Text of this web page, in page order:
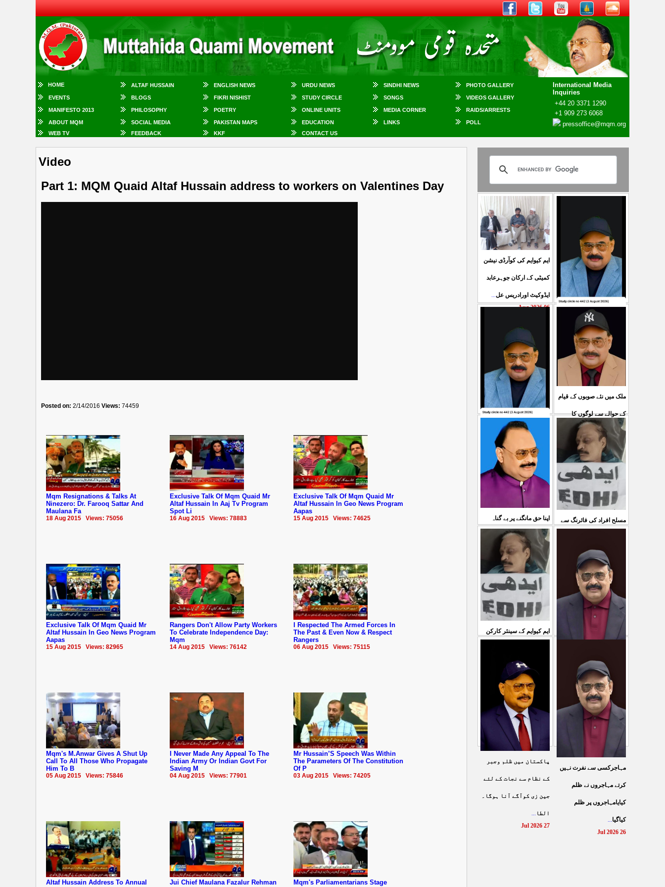
HOME ALTAF HUSSAIN ENGLISH NEWS URDU NEWS SINDHI NEWS PHOTO GALLERY
International Media
Inquiries
+44 20 3371 1290
+1 909 273 6068
pressoffice@mqm.org
EVENTS BLOGS FIKRI NISHIST STUDY CIRCLE SONGS VIDEOS GALLERY
MANIFESTO 2013 PHILOSOPHY POETRY ONLINE UNITS MEDIA CORNER RAIDS/ARRESTS
ABOUT MQM SOCIAL MEDIA PAKISTAN MAPS EDUCATION LINKS
POLL
WEB TV
FEEDBACK KKF CONTACT US
Video
Part 1: MQM Quaid Altaf Hussain address to workers on Valentines Day
Posted on: 2/14/2016 Views: 74459
Mqm Resignations & Talks At
Ninezero: Dr. Farooq Sattar And
Maulana Fa
18 Aug 2015 Views: 75056
Exclusive Talk Of Mqm Quaid Mr
Altaf Hussain In Aaj Tv Program
Spot Li
16 Aug 2015 Views: 78883
Exclusive Talk Of Mqm Quaid Mr
Altaf Hussain In Geo News Program
Aapas
15 Aug 2015 Views: 74625
Exclusive Talk Of Mqm Quaid Mr
Altaf Hussain In Geo News Program
Aapas
15 Aug 2015 Views: 82965
Rangers Don't Allow Party Workers
To Celebrate Independence Day:
Mqm
14 Aug 2015 Views: 76142
I Respected The Armed Forces In
The Past & Even Now & Respect
Rangers
06 Aug 2015 Views: 75115
Mqm's M.Anwar Gives A Shut Up
Call To All Those Who Propagate
Him To B
05 Aug 2015 Views: 75846
I Never Made Any Appeal To The
Indian Army Or Indian Govt For
Saving M
04 Aug 2015 Views: 77901
Mr Hussain’S Speech Was Within
The Parameters Of The Constitution
Of P
03 Aug 2015 Views: 74205
Altaf Hussain Address To Annual
Jui Chief Maulana Fazalur Rehman
Mqm's Parliamentarians Stage
ایم کیوایم کی کوآرڈی نیشن
کمیٹی کے ارکان جوہرعابد
ایڈوکیٹ اورادریس عل...
06 Aug 2026
حکومت پاکستان کی جانب
سے آزادکشمیرالیکشن کی
صحیح رپورٹنگ کرنے والے
...
کشمیرکا کونہ کونہ لہو
لہو ہے لیکن حکومت کواس
کی کوئی پرواہ نہیں ہے
04 Aug 2026
ملک میں نئے صوبوں کے قیام
کے حوالے سے لوگوں کا
مطالبہ بالکل درست ہے۔ ا
03 Aug 2026
اپنا حق مانگنے پر بے گناہ
کشمیریوں کو گولیاں مارکر
شہ رگ کوکاٹ دیا گی
31 Jul 2026
مسلح افراد کی فائرنگ سے
سمیع الدین رحمانی ک
ایم کیوایم کے سینئر کارکن
شہادت پر متحدہ قومی
سے ہولی کھیلنابند کی جائے،
الطاف حسین...
پاکستان میں ظلم وجبر
کے نظام سے نجات کے لئے
جین زی کوآگے آنا ہوگا۔
الطا ...
27 Jul 2026
مہاجرکسی سے نفرت نہیں
کرتے مہاجروں نے ظلم
کیایامہاجروں پر ظلم
کیاگیا...
26 Jul 2026